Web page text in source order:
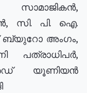
സാമാജികൻ,
സി. പി. ഐ.
ബ്യുറോ അംഗം,
പത്രാധിപർ,
യൂണിയൻ